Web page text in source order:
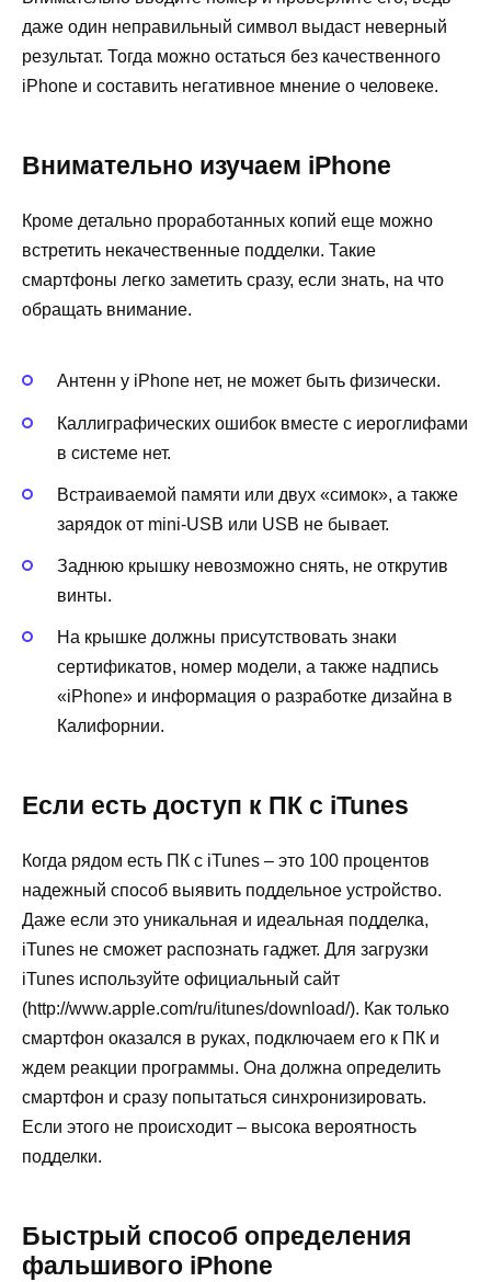
даже один неправильный символ выдаст неверный
результат. Тогда можно остаться без качественного
iPhone и составить негативное мнение о человеке.
Внимательно изучаем iPhone
Кроме детально проработанных копий еще можно
встретить некачественные подделки. Такие
смартфоны легко заметить сразу, если знать, на что
обращать внимание.
Антенн у iPhone нет, не может быть физически.
Каллиграфических ошибок вместе с иероглифами
в системе нет.
Встраиваемой памяти или двух «симок», а также
зарядок от mini-USB или USB не бывает.
Заднюю крышку невозможно снять, не открутив
винты.
На крышке должны присутствовать знаки
сертификатов, номер модели, а также надпись
«iPhone» и информация о разработке дизайна в
Калифорнии.
Если есть доступ к ПК с iTunes
Когда рядом есть ПК с iTunes – это 100 процентов
надежный способ выявить поддельное устройство.
Даже если это уникальная и идеальная подделка,
iTunes не сможет распознать гаджет. Для загрузки
iTunes используйте официальный сайт
(http://www.apple.com/ru/itunes/download/). Как только
смартфон оказался в руках, подключаем его к ПК и
ждем реакции программы. Она должна определить
смартфон и сразу попытаться синхронизировать.
Если этого не происходит – высока вероятность
подделки.
Быстрый способ определения
фальшивого iPhone